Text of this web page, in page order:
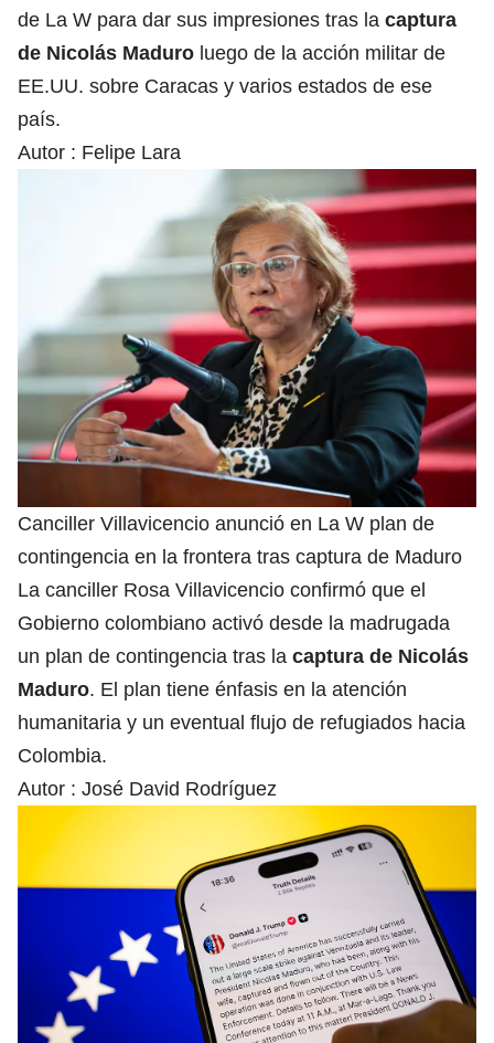
de La W para dar sus impresiones tras la captura
de Nicolás Maduro luego de la acción militar de
EE.UU. sobre Caracas y varios estados de ese
país.
Autor : Felipe Lara
Canciller Villavicencio anunció en La W plan de
contingencia en la frontera tras captura de Maduro
La canciller Rosa Villavicencio confirmó que el
Gobierno colombiano activó desde la madrugada
un plan de contingencia tras la captura de Nicolás
Maduro. El plan tiene énfasis en la atención
humanitaria y un eventual flujo de refugiados hacia
Colombia.
Autor : José David Rodríguez